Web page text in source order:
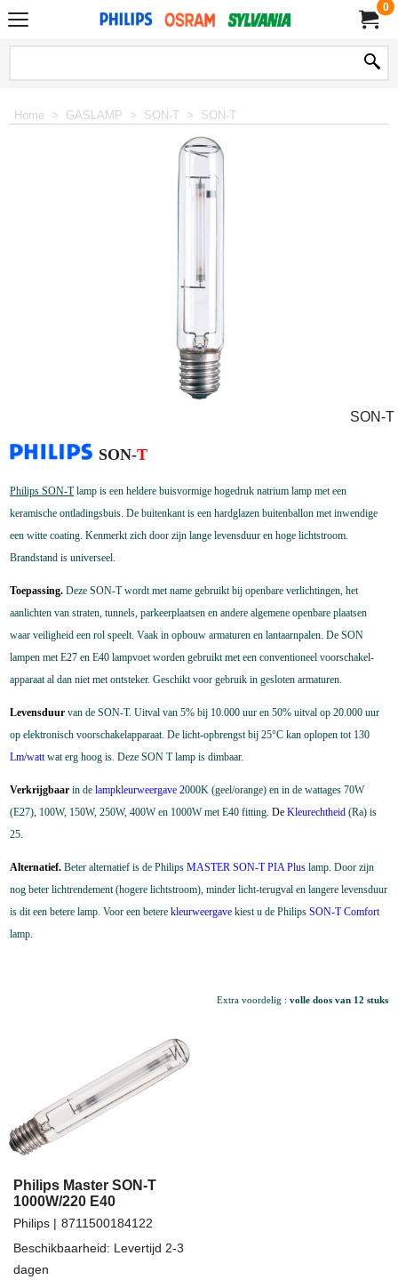
0
Home > GASLAMP > SON-T > SON-T
SON-T
SON-T
Philips SON-Tlamp is een heldere buisvormige hogedruk natrium lamp met een
keramische ontladingsbuis. De buitenkant is een hardglazen buitenballon met inwendige
een witte coating. Kenmerkt zich door zijn lange levensduur en hoge lichtstroom.
Brandstand is universeel.
Toepassing. Deze SON-T wordt met name gebruikt bij openbare verlichtingen, het
aanlichten van straten, tunnels, parkeerplaatsen en andere algemene openbare plaatsen
waar veiligheid een rol speelt. Vaak in opbouw armaturen en lantaarnpalen. De SON
lampen met E27 en E40 lampvoet worden gebruikt met een conventioneel voorschakel-
apparaat al dan niet met ontsteker. Geschikt voor gebruik in gesloten armaturen.
Levensduur van de SON-T. Uitval van 5% bij 10.000 uur en 50% uitval op 20.000 uur
op elektronisch voorschakelapparaat. De licht-opbrengst bij 25°C kan oplopen tot 130
Lm/watt wat erg hoog is. Deze SON T lamp is dimbaar.
Verkrijgbaar in de lampkleurweergave 2000K (geel/orange) en in de wattages 70W
(E27), 100W, 150W, 250W, 400W en 1000W met E40 fitting. De Kleurechtheid (Ra) is
25.
Alternatief. Beter alternatief is de Philips MASTER SON-T PIA Plus lamp. Door zijn
nog beter lichtrendement (hogere lichtstroom), minder licht-terugval en langere levensduur
is dit een betere lamp. Voor een betere kleurweergave kiest u de Philips SON-T Comfort
lamp.
Extra voordelig : volle doos van 12 stuks
Philips Master SON-T
1000W/220 E40
Philips
8711500184122
Beschikbaarheid: Levertijd 2-3
dagen